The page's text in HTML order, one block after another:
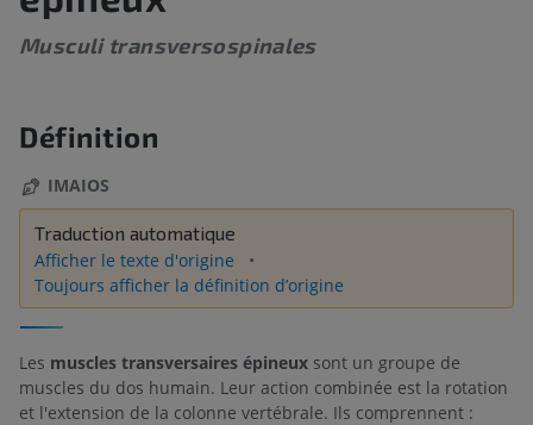
Musculi transversospinales
Définition
IMAIOS
Traduction automatique
Afficher le texte d'origine
Toujours afficher la définition d’origine
Les muscles transversaires épineux sont un groupe de
muscles du dos humain. Leur action combinée est la rotation
et l'extension de la colonne vertébrale. Ils comprennent :